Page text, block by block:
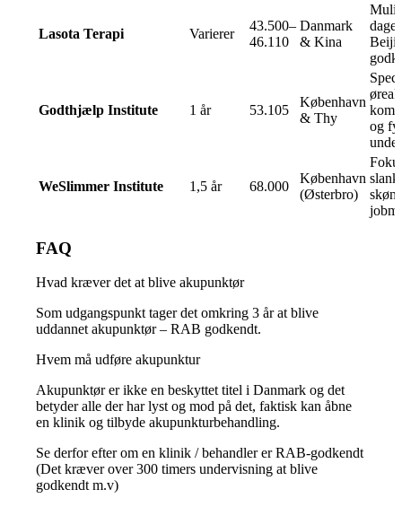
Lasota Terapi Varierer
43.500–
46.110
Danmark
& Kina
Godthjælp Institute 1 år 53.105
København
& Thy
og
WeSlimmer Institute 1,5 år 68.000
København
(Østerbro)
FAQ
Hvad kræver det at blive akupunktør
Som udgangspunkt tager det omkring 3 år at blive
uddannet akupunktør – RAB godkendt.
Hvem må udføre akupunktur
Akupunktør er ikke en beskyttet titel i Danmark og det
betyder alle der har lyst og mod på det, faktisk kan åbne
en klinik og tilbyde akupunkturbehandling.
Se derfor efter om en klinik / behandler er RAB-godkendt
(Det kræver over 300 timers undervisning at blive
godkendt m.v)